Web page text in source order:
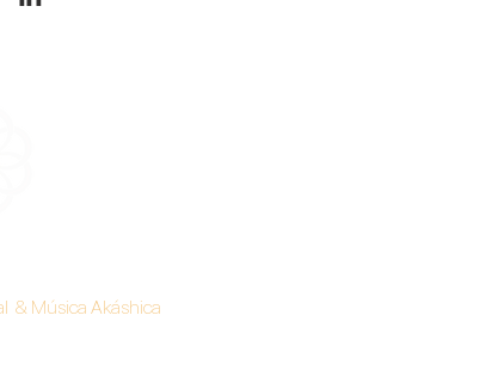
& Música Akáshica